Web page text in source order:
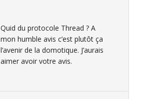
Quid du protocole Thread ? A
mon humble avis c’est plutôt ça
l’avenir de la domotique. J’aurais
aimer avoir votre avis.